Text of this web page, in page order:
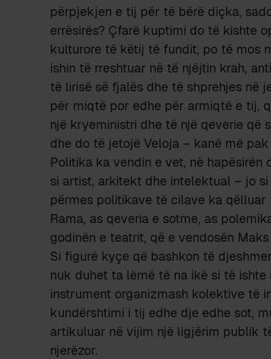
përpjekjen e tij për të bërë diçka,
errësirës? Çfarë kuptimi do të kishte
kulturore të këtij të fundit, po të mos
ishin të rreshtuar në të njëjtin krah,
të lirisë së fjalës dhe të shprehjes në
për miqtë por edhe për armiqtë e tij,
një kryeministri dhe të një qeverie që
dhe do të jetojë Veloja – kanë më
Politika ka vendin e vet, në
si artist, arkitekt dhe intelektual – jo
përmes politikave të cilave ka
Rama, as qeveria e sotme, as
godinën e teatrit, që e vendosën
Si figurë kyçe që bashkon të
nuk duhet ta lëmë të na ikë si të
instrument organizmash kolektive të
kundërshtimi i tij edhe dje edhe sot,
artikuluar në vijim një ligjërim publik
njerëzor.